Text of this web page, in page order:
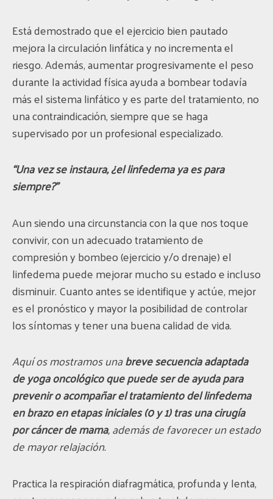
Está demostrado que el ejercicio bien pautado
mejora la circulación linfática y no incrementa el
riesgo. Además, aumentar progresivamente el peso
durante la actividad física ayuda a bombear todavía
más el sistema linfático y es parte del tratamiento, no
una contraindicación, siempre que se haga
supervisado por un profesional especializado.
“Una vez se instaura, ¿el linfedema ya es para
siempre?”
Aun siendo una circunstancia con la que nos toque
convivir, con un adecuado tratamiento de
compresión y bombeo (ejercicio y/o drenaje) el
linfedema puede mejorar mucho su estado e incluso
disminuir. Cuanto antes se identifique y actúe, mejor
es el pronóstico y mayor la posibilidad de controlar
los síntomas y tener una buena calidad de vida.
Aquí os mostramos unabreve secuencia adaptada
de yoga oncológico que puede ser de ayuda para
prevenir o acompañar el tratamiento del linfedema
en brazo en etapas iniciales (0 y 1) tras una cirugía
por cáncer de mama, además de favorecer un estado
de mayor relajación.
Practica la respiración diafragmática, profunda y lenta,